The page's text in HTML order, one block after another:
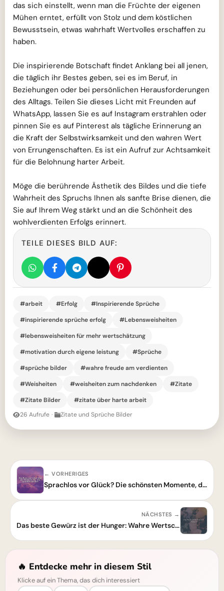
das sich einstellt, wenn man die Früchte der eigenen
Mühen erntet, erfüllt von Stolz und dem köstlichen
Bewusstsein, etwas wahrhaft Wertvolles erschaffen zu
haben.
Die inspirierende Botschaft findet Anklang bei all jenen,
die täglich ihr Bestes geben, sei es im Beruf, in
Beziehungen oder bei persönlichen Herausforderungen
des Alltags. Teilen Sie dieses Licht mit Freunden auf
WhatsApp, lassen Sie es auf Instagram erstrahlen oder
pinnen Sie es auf Pinterest als tägliche Erinnerung an
die Kraft der Selbstwirksamkeit und den wahren Wert
von Errungenschaften. Es ist ein Aufruf zur Achtsamkeit
für die Belohnung harter Arbeit.
Möge die berührende Ästhetik des Bildes und die tiefe
Wahrheit des Spruchs Ihnen als sanfte Brise dienen, die
Sie auf Ihrem Weg stärkt und an die Schönheit des
wohlverdienten Erfolgs erinnert.
TEILE DIESES BILD AUF:
#arbeit #Erfolg
#Inspirierende Sprüche
#inspirierende sprüche erfolg
#Lebensweisheiten
#lebensweisheiten für mehr wertschätzung
#motivation durch eigene leistung
#Sprüche
#sprüche bilder
#wahre freude am verdienten
#Weisheiten
#weisheiten zum nachdenken
#Zitate
#Zitate Bilder
#zitate über harte arbeit
26 Aufrufe · Zitate und Sprüche Bilder
← VORHERIGES
Sprachlos vor Glück? Die schönsten Momente, die dein Leben reicher machen!
NÄCHSTES →
Das beste Gewürz ist der Hunger: Wahre Wertschätzung entdecken
🔥 Entdecke mehr in diesem Stil
Klicke auf ein Thema, das dich interessiert